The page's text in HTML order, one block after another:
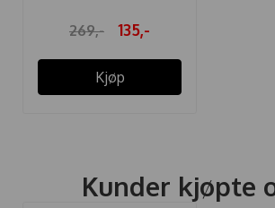
269,- 135,-
Kjøp
Kunder kjøpte